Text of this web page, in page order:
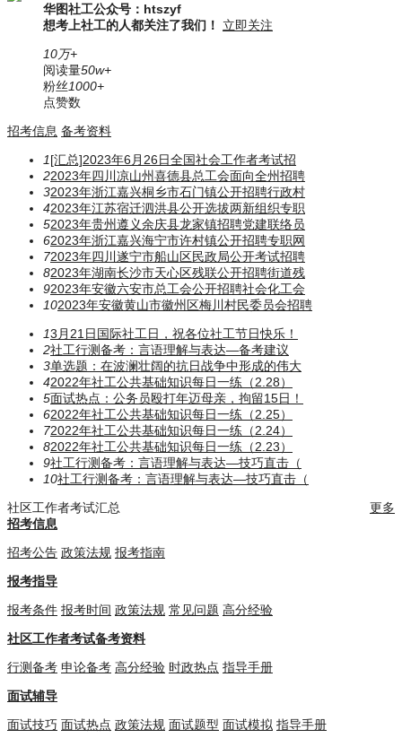
华图社工公众号：htszyf
想考上社工的人都关注了我们！
立即关注
10万+
阅读量50w+
粉丝1000+
点赞数
招考信息 备考资料
1[汇总]2023年6月26日全国社会工作者考试招
22023年四川凉山州喜德县总工会面向全州招聘
32023年浙江嘉兴桐乡市石门镇公开招聘行政村
42023年江苏宿迁泗洪县公开选拔两新组织专职
52023年贵州遵义余庆县龙家镇招聘党建联络员
62023年浙江嘉兴海宁市许村镇公开招聘专职网
72023年四川遂宁市船山区民政局公开考试招聘
82023年湖南长沙市天心区残联公开招聘街道残
92023年安徽六安市总工会公开招聘社会化工会
102023年安徽黄山市徽州区梅川村民委员会招聘
13月21日国际社工日，祝各位社工节日快乐！
2社工行测备考：言语理解与表达—备考建议
3单选题：在波澜壮阔的抗日战争中形成的伟大
42022年社工公共基础知识每日一练（2.28）
5面试热点：公务员殴打年迈母亲，拘留15日！
62022年社工公共基础知识每日一练（2.25）
72022年社工公共基础知识每日一练（2.24）
82022年社工公共基础知识每日一练（2.23）
9社工行测备考：言语理解与表达—技巧直击（
10社工行测备考：言语理解与表达—技巧直击（
社区工作者考试汇总
更多
招考信息
招考公告 政策法规 报考指南
报考指导
报考条件 报考时间 政策法规 常见问题 高分经验
社区工作者考试备考资料
行测备考 申论备考 高分经验 时政热点 指导手册
面试辅导
面试技巧 面试热点 政策法规 面试题型 面试模拟 指导手册